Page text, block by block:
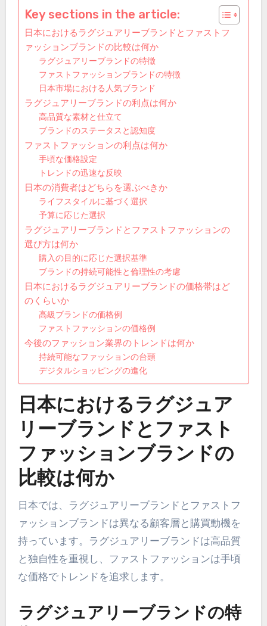
Key sections in the article:
日本におけるラグジュアリーブランドとファストフ
ァッションブランドの比較は何か
ラグジュアリーブランドの特徴
ファストファッションブランドの特徴
日本市場における人気ブランド
ラグジュアリーブランドの利点は何か
高品質な素材と仕立て
ブランドのステータスと認知度
ファストファッションの利点は何か
手頃な価格設定
トレンドの迅速な反映
日本の消費者はどちらを選ぶべきか
ライフスタイルに基づく選択
予算に応じた選択
ラグジュアリーブランドとファストファッションの
選び方は何か
購入の目的に応じた選択基準
ブランドの持続可能性と倫理性の考慮
日本におけるラグジュアリーブランドの価格帯はど
のくらいか
高級ブランドの価格例
ファストファッションの価格例
今後のファッション業界のトレンドは何か
持続可能なファッションの台頭
デジタルショッピングの進化
日本におけるラグジュア
リーブランドとファスト
ファッションブランドの
比較は何か
日本では、ラグジュアリーブランドとファストフ
ァッションブランドは異なる顧客層と購買動機を
持っています。ラグジュアリーブランドは高品質
と独自性を重視し、ファストファッションは手頃
な価格でトレンドを追求します。
ラグジュアリーブランドの特